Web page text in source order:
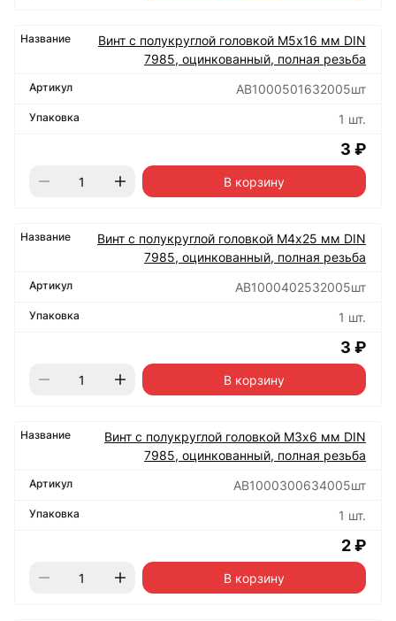
Винт с полукруглой головкой М5х16 мм DIN
7985, оцинкованный, полная резьба
АВ1000501632005шт
1 шт.
3 ₽
В корзину
Винт с полукруглой головкой М4х25 мм DIN
7985, оцинкованный, полная резьба
АВ1000402532005шт
1 шт.
3 ₽
В корзину
Винт с полукруглой головкой М3х6 мм DIN
7985, оцинкованный, полная резьба
АВ1000300634005шт
1 шт.
2 ₽
В корзину